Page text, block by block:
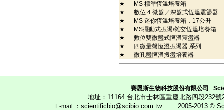
★
MS 標準恆溫培養箱
★
數位 4 微盤／深盤式恆溫震盪器
★
MS 迷你恆溫培養箱，17公升
★
MS擺動式振盪/雜交恆溫培養箱
★
數位雙微盤式恆溫震盪器
★
四微量盤恆溫振盪器 系列
★
微孔盤恆溫振盪培養器
賽恩斯生物科技股份有限公司
地址：11164 台北市士林區重慶北路四段
E-mail ：scientificbio@scibio.com.tw 2005-2013 ©